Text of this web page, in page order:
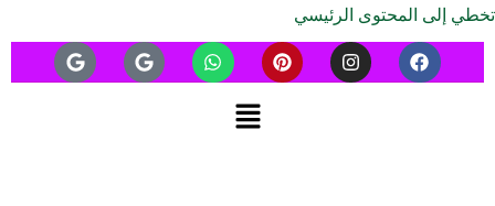
تخطي إلى المحتوى الرئيسي